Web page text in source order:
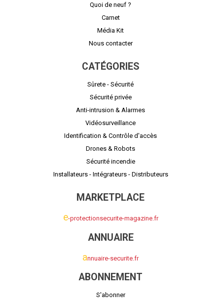
Quoi de neuf ?
Carnet
Média Kit
Nous contacter
CATÉGORIES
Sûrete - Sécurité
Sécurité privée
Anti-intrusion & Alarmes
Vidéosurveillance
Identification & Contrôle d'accès
Drones & Robots
Sécurité incendie
Installateurs - Intégrateurs - Distributeurs
MARKETPLACE
e-protectionsecurite-magazine.fr
ANNUAIRE
annuaire-securite.fr
ABONNEMENT
S'abonner